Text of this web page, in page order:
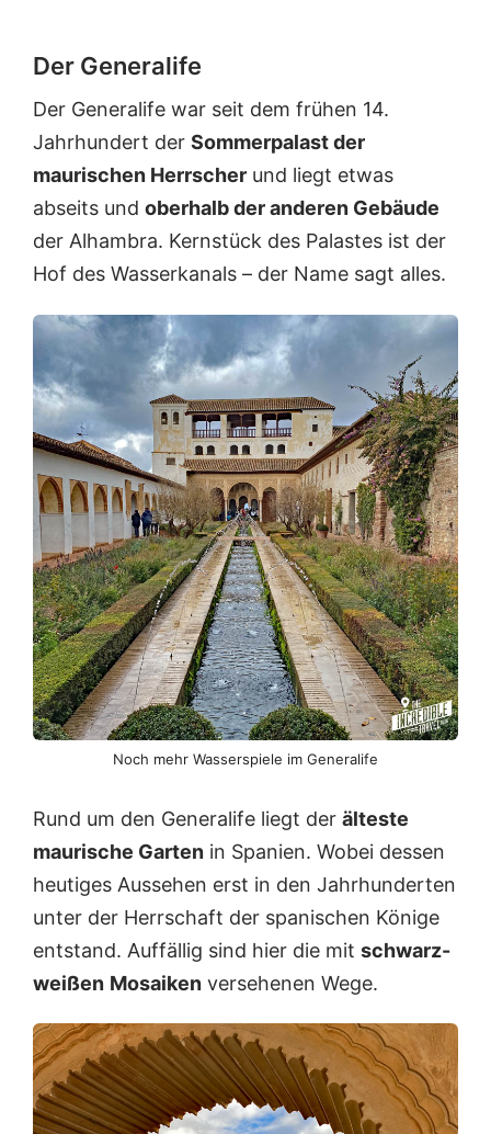
d
s
s
l
m
g
h
l
e
n
e
g
n
g
e
i
m
P
a
a
t
K
a
r
l
s
V
D
c
e
r
i
n
d
n
c
e
l
a
t
v
n
e
u
Der Generalife
Der Generalife war seit dem frühen 14.
Jahrhundert der Sommerpalast der
maurischen Herrscher und liegt etwas
abseits und oberhalb der anderen Gebäude
der Alhambra. Kernstück des Palastes ist der
Hof des Wasserkanals – der Name sagt alles.
Noch mehr Wasserspiele im Generalife
Rund um den Generalife liegt der älteste
maurische Garten in Spanien. Wobei dessen
heutiges Aussehen erst in den Jahrhunderten
unter der Herrschaft der spanischen Könige
entstand. Auffällig sind hier die mit schwarz-
weißen Mosaiken versehenen Wege.